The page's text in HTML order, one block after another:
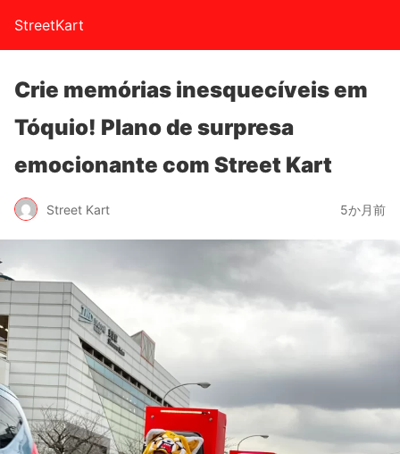
StreetKart
Crie memórias inesquecíveis em
Tóquio! Plano de surpresa
emocionante com Street Kart
Street Kart 5か月前